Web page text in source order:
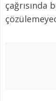
çağrısında